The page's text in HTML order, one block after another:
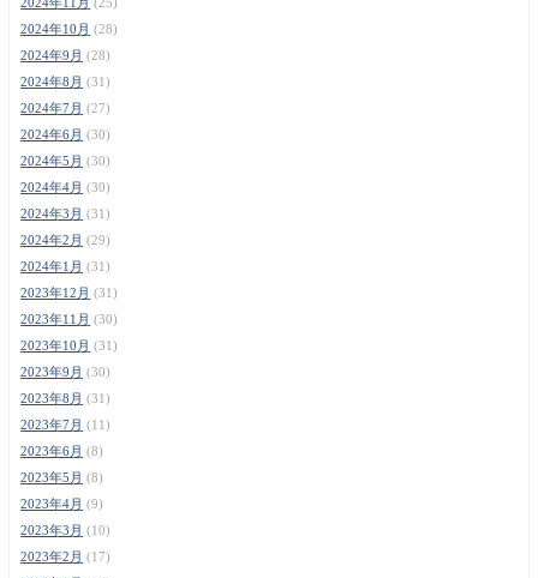
2024年10月 (28)
2024年9月 (28)
2024年8月 (31)
2024年7月 (27)
2024年6月 (30)
2024年5月 (30)
2024年4月 (30)
2024年3月 (31)
2024年2月 (29)
2024年1月 (31)
2023年12月 (31)
2023年11月 (30)
2023年10月 (31)
2023年9月 (30)
2023年8月 (31)
2023年7月 (11)
2023年6月 (8)
2023年5月 (8)
2023年4月 (9)
2023年3月 (10)
2023年2月 (17)